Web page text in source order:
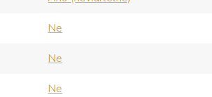
Ne
Ne
Ne